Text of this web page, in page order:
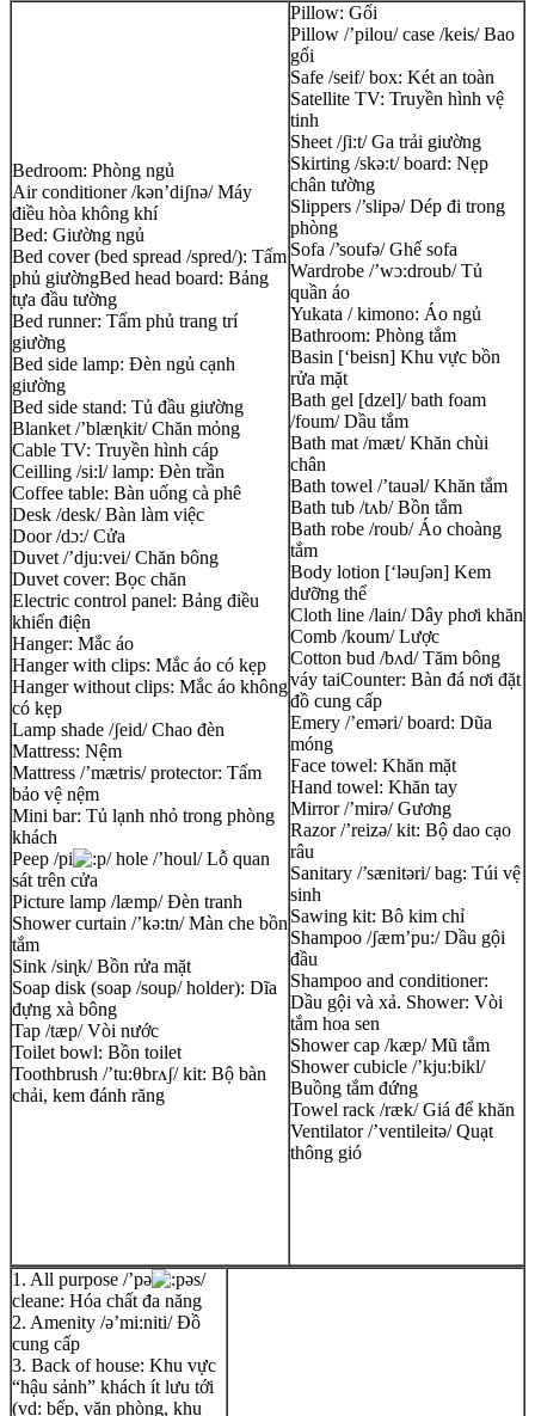
Bedroom: Phòng ngủ
Air conditioner /kən’diʃnə/ Máy
điều hòa không khí
Bed: Giường ngủ
Bed cover (bed spread /spred/): Tấm
phủ giườngBed head board: Bảng
tựa đầu tường
Bed runner: Tấm phủ trang trí
giường
Bed side lamp: Đèn ngủ cạnh
giường
Bed side stand: Tủ đầu giường
Blanket /’blæɳkit/ Chăn mỏng
Cable TV: Truyền hình cáp
Ceilling /si:l/ lamp: Đèn trần
Coffee table: Bàn uống cà phê
Desk /desk/ Bàn làm việc
Door /dɔ:/ Cửa
Duvet /’dju:vei/ Chăn bông
Duvet cover: Bọc chăn
Electric control panel: Bảng điều
khiển điện
Hanger: Mắc áo
Hanger with clips: Mắc áo có kẹp
Hanger without clips: Mắc áo không
có kẹp
Lamp shade /ʃeid/ Chao đèn
Mattress: Nệm
Mattress /’mætris/ protector: Tấm
bảo vệ nệm
Mini bar: Tủ lạnh nhỏ trong phòng
khách
Peep /pi
/ hole /’houl/ Lỗ quan
sát trên cửa
Picture lamp /læmp/ Đèn tranh
Shower curtain /’kə:tn/ Màn che bồn
tắm
Sink /siɳk/ Bồn rửa mặt
Soap disk (soap /soup/ holder): Dĩa
đựng xà bông
Tap /tæp/ Vòi nước
Toilet bowl: Bồn toilet
Toothbrush /’tu:θbrʌʃ/ kit: Bộ bàn
chải, kem đánh răng
Pillow: Gối
Pillow /’pilou/ case /keis/ Bao
gối
Safe /seif/ box: Két an toàn
Satellite TV: Truyền hình vệ
tinh
Sheet /ʃi:t/ Ga trải giường
Skirting /skə:t/ board: Nẹp
chân tường
Slippers /’slipə/ Dép đi trong
phòng
Sofa /’soufə/ Ghế sofa
Wardrobe /’wɔ:droub/ Tủ
quần áo
Yukata / kimono: Áo ngủ
Bathroom: Phòng tắm
Basin [‘beisn] Khu vực bồn
rửa mặt
Bath gel [dzel]/ bath foam
/foum/ Dầu tắm
Bath mat /mæt/ Khăn chùi
chân
Bath towel /’tauəl/ Khăn tắm
Bath tub /tʌb/ Bồn tắm
Bath robe /roub/ Áo choàng
tắm
Body lotion [‘lәuʃәn] Kem
dưỡng thể
Cloth line /lain/ Dây phơi khăn
Comb /koum/ Lược
Cotton bud /bʌd/ Tăm bông
váy taiCounter: Bàn đá nơi đặt
đồ cung cấp
Emery /’eməri/ board: Dũa
móng
Face towel: Khăn mặt
Hand towel: Khăn tay
Mirror /’mirə/ Gương
Razor /’reizə/ kit: Bộ dao cạo
râu
Sanitary /’sænitəri/ bag: Túi vệ
sinh
Sawing kit: Bô kim chỉ
Shampoo /ʃæm’pu:/ Dầu gội
đầu
Shampoo and conditioner:
Dầu gội và xả. Shower: Vòi
tắm hoa sen
Shower cap /kæp/ Mũ tắm
Shower cubicle /’kju:bikl/
Buồng tắm đứng
Towel rack /ræk/ Giá để khăn
Ventilator /’ventileitə/ Quạt
thông gió
1. All purpose /’pə
əs/
cleane: Hóa chất đa năng
2. Amenity /ə’mi:niti/ Đồ
cung cấp
3. Back of house: Khu vực
“hậu sảnh” khách ít lưu tới
(vd: bếp, văn phòng, khu